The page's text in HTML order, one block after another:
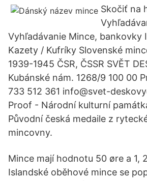
Skočiť na
Vyhľadávanie Mince, bankovky
Kazety / Kufríky Slovenské
1939-1945 ČSR, ČSSR SVĚT
Kubánské nám. 1268/9 100 00
733 512 361 info@svet-
Proof - Národní kulturní
Původní česká medaile z
mincovny.
Mince mají hodnotu 50 øre a 1,
Islandské oběhové mince se